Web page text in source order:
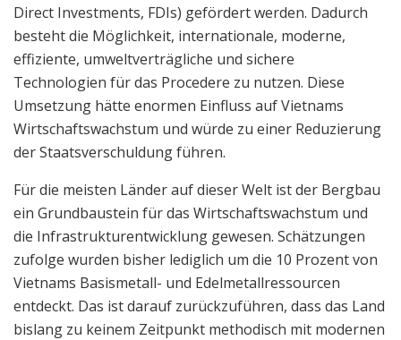
Direct Investments, FDIs) gefördert werden. Dadurch
besteht die Möglichkeit, internationale, moderne,
effiziente, umweltverträgliche und sichere
Technologien für das Procedere zu nutzen. Diese
Umsetzung hätte enormen Einfluss auf Vietnams
Wirtschaftswachstum und würde zu einer Reduzierung
der Staatsverschuldung führen.
Für die meisten Länder auf dieser Welt ist der Bergbau
ein Grundbaustein für das Wirtschaftswachstum und
die Infrastrukturentwicklung gewesen. Schätzungen
zufolge wurden bisher lediglich um die 10 Prozent von
Vietnams Basismetall- und Edelmetallressourcen
entdeckt. Das ist darauf zurückzuführen, dass das Land
bislang zu keinem Zeitpunkt methodisch mit modernen